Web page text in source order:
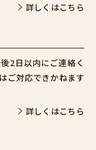
詳しくはこちら
2日以内にご連絡く
ご対応できかねます
詳しくはこちら